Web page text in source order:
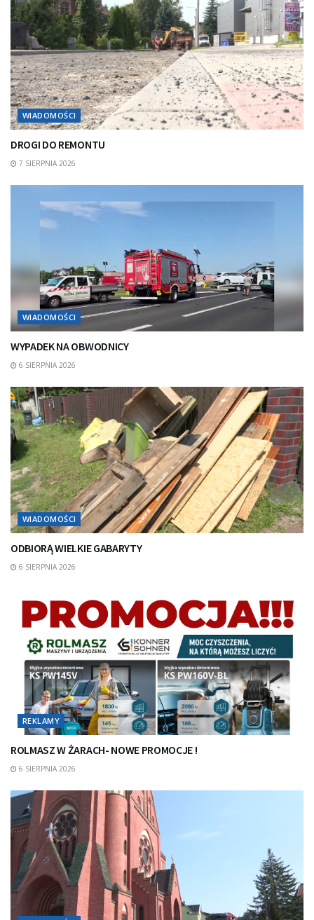
WIADOMOŚCI
DROGI DO REMONTU
7 SIERPNIA 2026
WIADOMOŚCI
WYPADEK NA OBWODNICY
6 SIERPNIA 2026
WIADOMOŚCI
ODBIORĄ WIELKIE GABARYTY
6 SIERPNIA 2026
REKLAMY
ROLMASZ W ŻARACH- NOWE PROMOCJE !
6 SIERPNIA 2026